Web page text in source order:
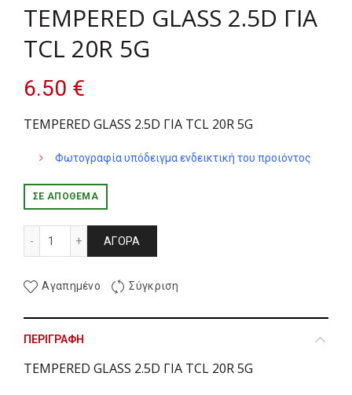
TEMPERED GLASS 2.5D ΓΙΑ
TCL 20R 5G
6.50 €
TEMPERED GLASS 2.5D ΓΙΑ TCL 20R 5G
Φωτογραφία υπόδειγμα ενδεικτική του προιόντος
ΣΕ ΑΠΌΘΕΜΑ
ΑΓΟΡΆ
Αγαπημένο Σύγκριση
ΠΕΡΙΓΡΑΦΉ
TEMPERED GLASS 2.5D ΓΙΑ TCL 20R 5G